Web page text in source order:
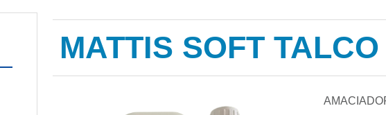
MATTIS SOFT TALCO